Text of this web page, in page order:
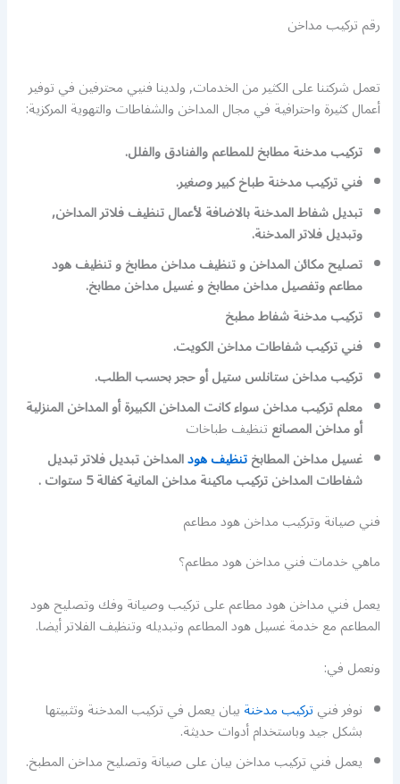
رقم تركيب مداخن
تعمل شركتنا على الكثير من الخدمات, ولدينا فنيي محترفين في توفير
أعمال كثيرة واحترافية في مجال المداخن والشفاطات والتهوية المركزية:
تركيب مدخنة مطابخ للمطاعم والفنادق والفلل.
فني تركيب مدخنة طباخ كبير وصغير.
تبديل شفاط المدخنة بالاضافة لأعمال تنظيف فلاتر المداخن,
وتبديل فلاتر المدخنة.
تصليح مكائن المداخن و تنظيف مداخن مطابخ و تنظيف هود
مطاعم وتفصيل مداخن مطابخ و غسيل مداخن مطابخ.
تركيب مدخنة شفاط مطبخ
فني تركيب شفاطات مداخن الكويت.
تركيب مداخن ستانلس ستيل أو حجر بحسب الطلب.
معلم تركيب مداخن سواء كانت المداخن الكبيرة أو المداخن المنزلية
أو مداخن المصانعتنظيف طباخات
غسيل مداخن المطابختنظيف هودالمداخن تبديل فلاتر تبديل
شفاطات المداخن تركيب ماكينة مداخن المانية كفالة 5 ستوات .
فني صيانة وتركيب مداخن هود مطاعم
ماهي خدمات فني مداخن هود مطاعم؟
يعمل فني مداخن هود مطاعم على تركيب وصيانة وفك وتصليح هود
المطاعم مع خدمة غسيل هود المطاعم وتبديله وتنظيف الفلاتر أيضا.
ونعمل في:
نوفر فنيتركيب مدخنةبيان يعمل في تركيب المدخنة وتثبيتها
بشكل جيد وباستخدام أدوات حديثة.
يعمل فني تركيب مداخن بيان على صيانة وتصليح مداخن المطبخ.